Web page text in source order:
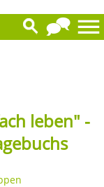
leben" -